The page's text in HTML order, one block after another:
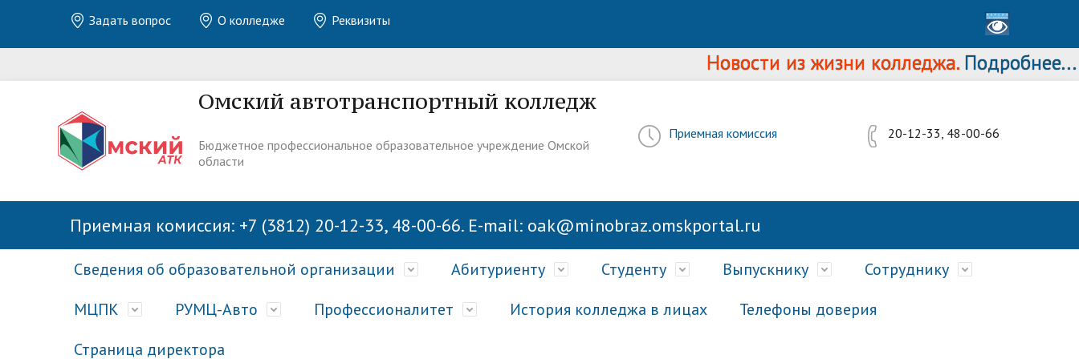
Задать вопрос О колледже Реквизиты
Новости из жизни колледжа.Подробнее...
Омский автотранспортный колледж
Бюджетное профессиональное образовательное учреждение Омской
области
Приемная комиссия 20-12-33, 48-00-66
Приемная комиссия: +7 (3812) 20-12-33, 48-00-66. E-mail: oak@minobraz.omskportal.ru
Сведения об образовательной организации Абитуриенту Студенту Выпускнику Сотруднику
МЦПК РУМЦ-Авто Профессионалитет История колледжа в лицах
Телефоны доверия
Страница директора